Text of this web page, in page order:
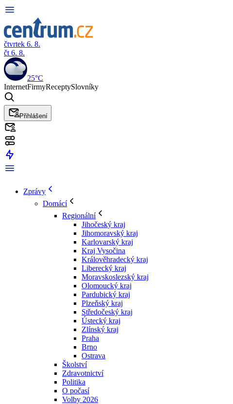
čtvrtek 6. 8.
čt 6. 8.
25°C
InternetFirmyReceptySlovníky
Přihlášení
Zprávy
Domácí
Regionální
Jihočeský kraj
Jihomoravský kraj
Karlovarský kraj
Kraj Vysočina
Králověhradecký kraj
Liberecký kraj
Moravskoslezský kraj
Olomoucký kraj
Pardubický kraj
Plzeňský kraj
Středočeský kraj
Ústecký kraj
Zlínský kraj
Praha
Brno
Ostrava
Školství
Zdravotnictví
Politika
O počasí
Volby 2026